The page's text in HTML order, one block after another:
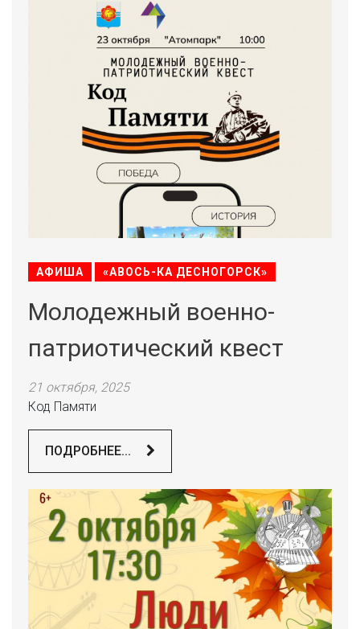
АФИША «АВОСЬ-КА ДЕСНОГОРСК»
Молодежный военно-
патриотический квест
21 октября, 2025
Код Памяти
ПОДРОБНЕЕ...